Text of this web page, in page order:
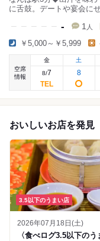
に舌鼓。デートや宴会に
- 1 人
￥5,000～￥5,999
空席
情報
金
8/7
土
8
おいしいお店を発見
3.5以下のうまい店
2026年07月18日(土)
〈食べログ3.5以下の